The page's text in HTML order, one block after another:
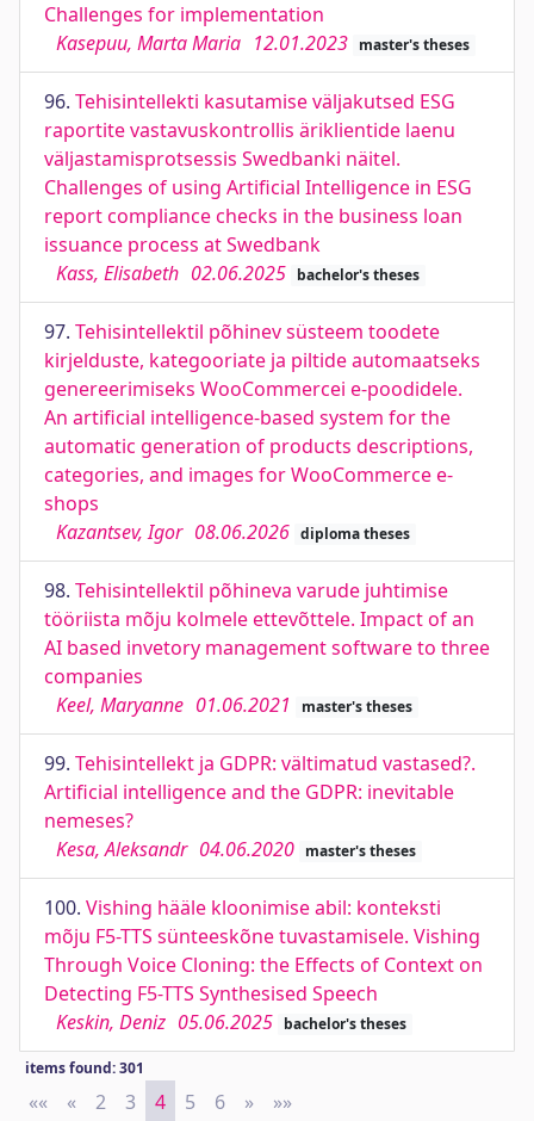
Challenges for implementation
Kasepuu, Marta Maria 12.01.2023 master's theses
96. Tehisintellekti kasutamise väljakutsed ESG
raportite vastavuskontrollis äriklientide laenu
väljastamisprotsessis Swedbanki näitel.
Challenges of using Artificial Intelligence in ESG
report compliance checks in the business loan
issuance process at Swedbank
Kass, Elisabeth 02.06.2025 bachelor's theses
97. Tehisintellektil põhinev süsteem toodete
kirjelduste, kategooriate ja piltide automaatseks
genereerimiseks WooCommercei e-poodidele.
An artificial intelligence-based system for the
automatic generation of products descriptions,
categories, and images for WooCommerce e-
shops
Kazantsev, Igor 08.06.2026 diploma theses
98. Tehisintellektil põhineva varude juhtimise
tööriista mõju kolmele ettevõttele. Impact of an
AI based invetory management software to three
companies
Keel, Maryanne 01.06.2021 master's theses
99. Tehisintellekt ja GDPR: vältimatud vastased?.
Artificial intelligence and the GDPR: inevitable
nemeses?
Kesa, Aleksandr 04.06.2020 master's theses
100. Vishing hääle kloonimise abil: konteksti
mõju F5-TTS sünteeskõne tuvastamisele. Vishing
Through Voice Cloning: the Effects of Context on
Detecting F5-TTS Synthesised Speech
Keskin, Deniz 05.06.2025 bachelor's theses
items found: 301
«« First
« Previous
2 3 4 5 6 » Next
»»